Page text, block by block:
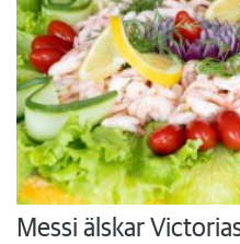
Messi älskar